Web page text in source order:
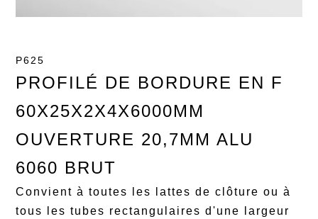
P625
PROFILÉ DE BORDURE EN F
60X25X2X4X6000MM
OUVERTURE 20,7MM ALU
6060 BRUT
Convient à toutes les lattes de clôture ou à
tous les tubes rectangulaires d'une largeur